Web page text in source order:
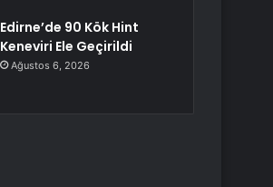
Edirne’de 90 Kök Hint
Keneviri Ele Geçirildi
Ağustos 6, 2026